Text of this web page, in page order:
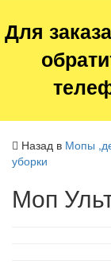
Для
Назад в Мопы
уборки
Моп